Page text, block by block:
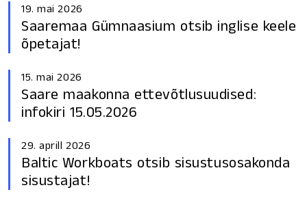
19. mai 2026
Saaremaa Gümnaasium otsib inglise keele
õpetajat!
15. mai 2026
Saare maakonna ettevõtlusuudised:
infokiri 15.05.2026
29. aprill 2026
Baltic Workboats otsib sisustusosakonda
sisustajat!